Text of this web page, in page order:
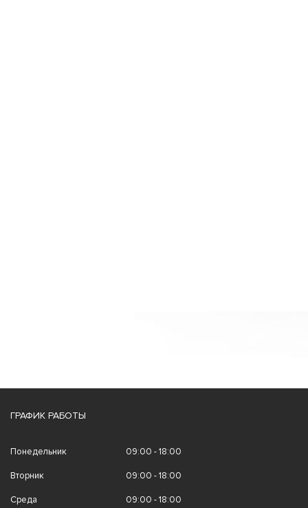
ГРАФИК РАБОТЫ
Понедельник 09:00 - 18:00
Вторник 09:00 - 18:00
Среда 09:00 - 18:00